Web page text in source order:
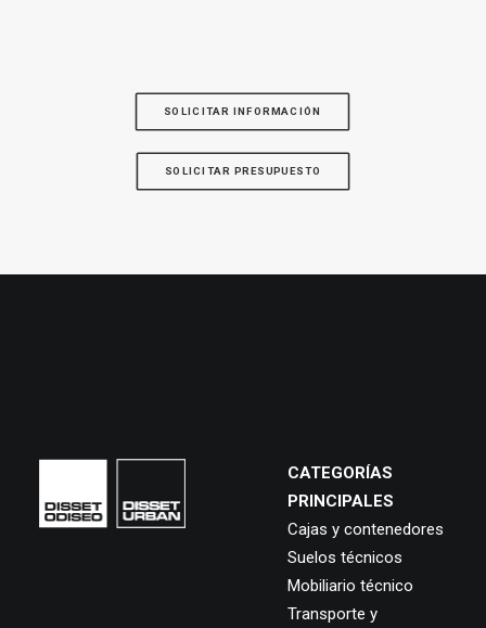
SOLICITAR INFORMACIÓN
SOLICITAR PRESUPUESTO
CATEGORÍAS
PRINCIPALES
Cajas y contenedores
Suelos técnicos
Mobiliario técnico
Transporte y